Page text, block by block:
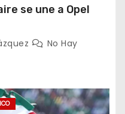
se une a Opel
No Hay